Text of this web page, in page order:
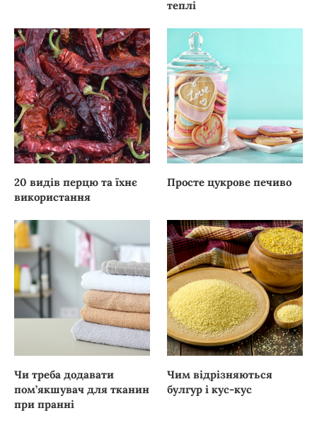
теплі
20 видів перцю та їхнє
використання
Просте цукрове печиво
Чи треба додавати
пом’якшувач для тканин
при пранні
Чим відрізняються
булгур і кус-кус